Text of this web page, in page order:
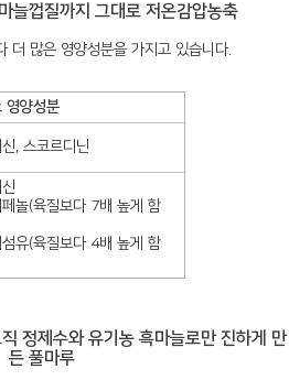
늘껍질까지 그대로 저온감압농축
더 많은 영양성분을 가지고 있습니다.
영양성분
, 스코르디닌
놀(육질보다 7배 높게 함
섬유(육질보다 4배 높게 함
정제수와 유기농 흑마늘로만 진하게 만
든 풀마루